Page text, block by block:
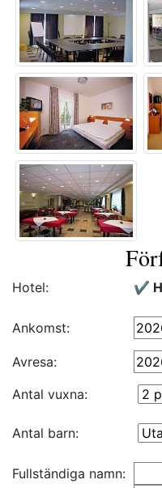
Hotel: ✔️
Ankomst:
Avresa:
Antal vuxna:
Antal barn:
Fullständiga namn: